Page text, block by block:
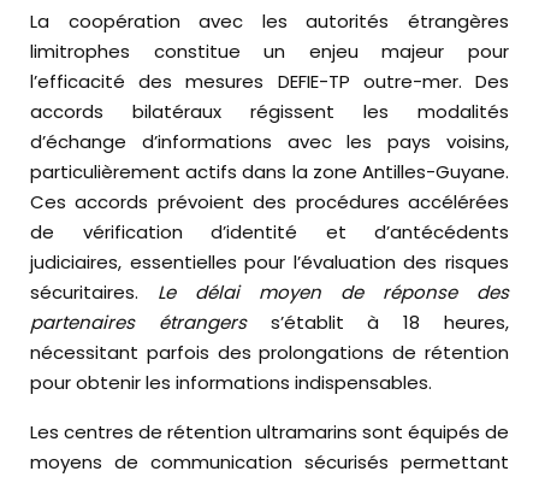
La coopération avec les autorités étrangères
limitrophes constitue un enjeu majeur pour
l’efficacité des mesures DEFIE-TP outre-mer. Des
accords bilatéraux régissent les modalités
d’échange d’informations avec les pays voisins,
particulièrement actifs dans la zone Antilles-Guyane.
Ces accords prévoient des procédures accélérées
de vérification d’identité et d’antécédents
judiciaires, essentielles pour l’évaluation des risques
sécuritaires. Le délai moyen de réponse des
partenaires étrangerss’établit à 18 heures,
nécessitant parfois des prolongations de rétention
pour obtenir les informations indispensables.
Les centres de rétention ultramarins sont équipés de
moyens de communication sécurisés permettant